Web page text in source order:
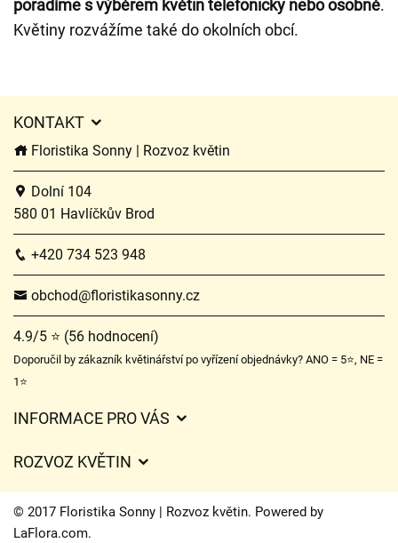
poradíme s výběrem květin telefonicky nebo osobně.
Květiny rozvážíme také do okolních obcí.
KONTAKT
Floristika Sonny | Rozvoz květin
Dolní 104
580 01 Havlíčkův Brod
+420 734 523 948
obchod@floristikasonny.cz
4.9/5 ⭐ (56 hodnocení)
Doporučil by zákazník květinářství po vyřízení objednávky? ANO = 5⭐, NE =
1⭐
INFORMACE PRO VÁS
Certifikáty
Ochrana osobních údajů
ROZVOZ KVĚTIN
Ceny za doručení
Kam doručujeme květiny
© 2017 Floristika Sonny | Rozvoz květin. Powered by
LaFlora.com.